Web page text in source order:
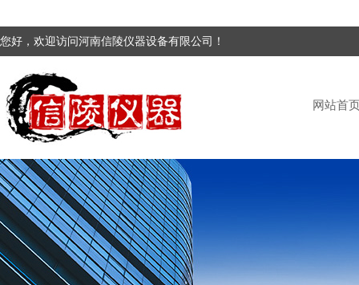
您好，欢迎访问河南信陵仪器设备有限公司！
网站首